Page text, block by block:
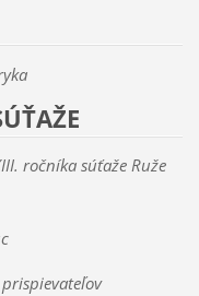
ročníka súťaže Ruže